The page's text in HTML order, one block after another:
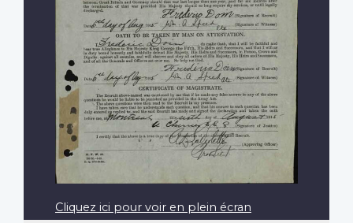
Cliquez ici pour voir en plein écran